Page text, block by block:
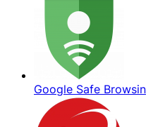
Google Safe